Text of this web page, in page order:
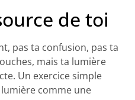
de toi
pas ta confusion, pas ta
mais ta lumière
Un exercice simple
comme une